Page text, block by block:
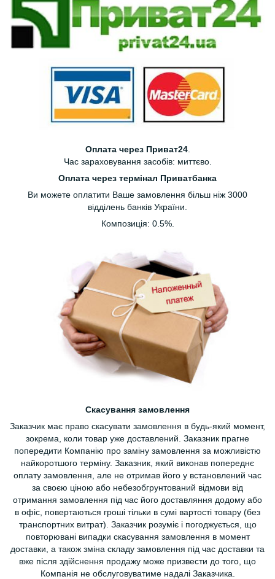
Оплата через Приват24.
Час зараховування засобів: миттєво.
Оплата через термінал Приватбанка
Ви можете оплатити Ваше замовлення більш ніж 3000
відділень банків України.
Композиція: 0.5%.
Скасування замовлення
Заказчик має право скасувати замовлення в будь-який момент,
зокрема, коли товар уже доставлений. Заказник прагне
попередити Компанію про заміну замовлення за можливістю
найкоротшого терміну. Заказник, який виконав попереднє
оплату замовлення, але не отримав його у встановлений час
за своєю ціною або небезобгрунтований відмови від
отримання замовлення під час його доставляння додому або
в офіс, повертаються гроші тільки в сумі вартості товару (без
транспортних витрат). Заказчик розуміє і погоджується, що
повторювані випадки скасування замовлення в момент
доставки, а також зміна складу замовлення під час доставки та
вже після здійснення продажу може призвести до того, що
Компанія не обслуговуватиме надалі Заказчика.